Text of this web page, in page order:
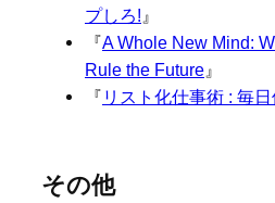
プしろ! 』
『A Whole New Mind:
Rule the Future 』
『 リスト化仕事術 : 毎
その他